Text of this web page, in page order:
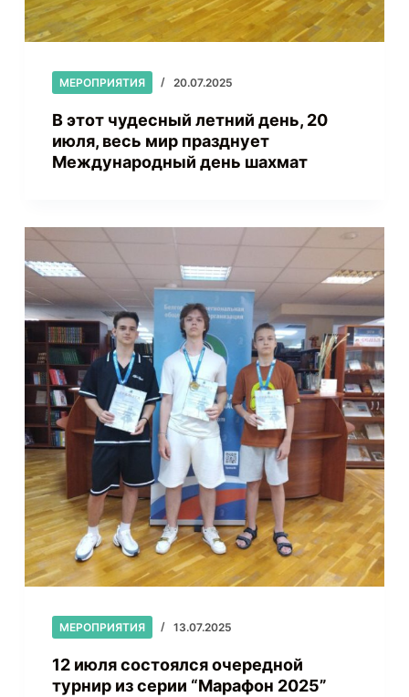
МЕРОПРИЯТИЯ 20.07.2025
В этот чудесный летний день, 20
июля, весь мир празднует
Международный день шахмат
МЕРОПРИЯТИЯ 13.07.2025
12 июля состоялся очередной
турнир из серии “Марафон 2025”